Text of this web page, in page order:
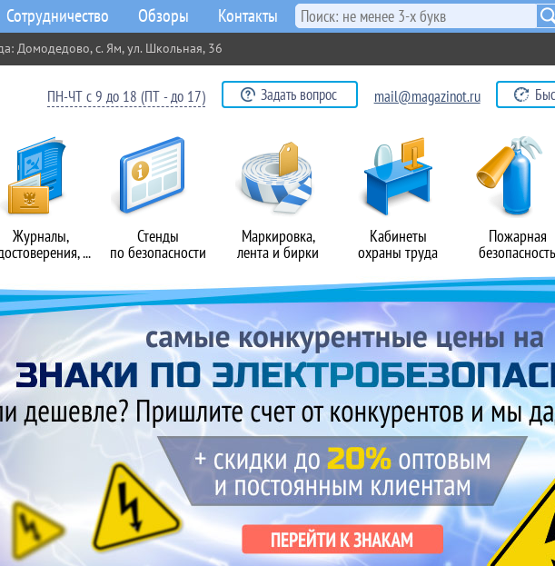
Домодедово, с. Ям, ул. Школьная, 36
Журналы,
...
Стенды
по безопасности
Маркировка,
лента и бирки
Кабинеты
охраны труда
Пожарная
безопасность
Сотрудничество Обзоры Контакты
ПН-ЧТ с 9 до 18 (ПТ - до 17) Задать вопрос mail@magazinot.ru